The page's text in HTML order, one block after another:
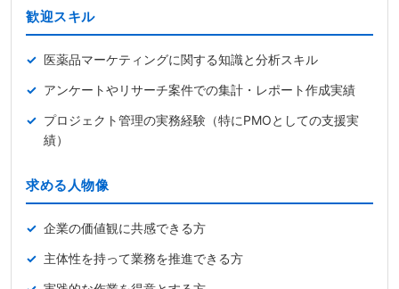
歓迎スキル
医薬品マーケティングに関する知識と分析スキル
アンケートやリサーチ案件での集計・レポート作成実績
プロジェクト管理の実務経験（特にPMOとしての支援実
績）
求める人物像
企業の価値観に共感できる方
主体性を持って業務を推進できる方